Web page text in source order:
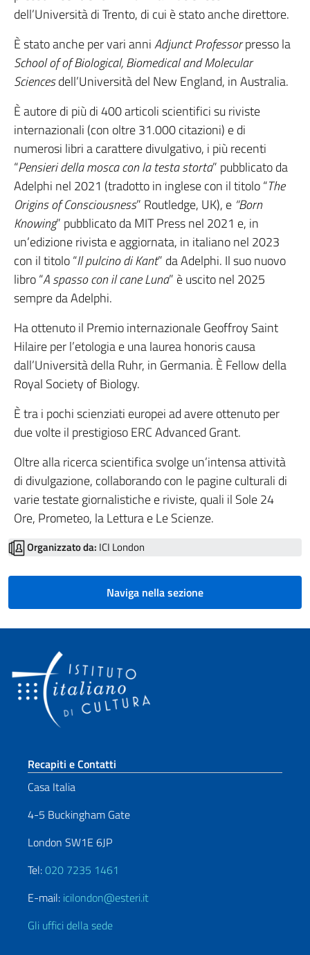
dell’Università di Trento, di cui è stato anche direttore.
È stato anche per vari anniAdjunct Professorpresso la
School of of Biological, Biomedical and Molecular
Sciencesdell’Università del New England, in Australia.
È autore di più di 400 articoli scientifici su riviste
internazionali (con oltre 31.000 citazioni) e di
numerosi libri a carattere divulgativo, i più recenti
“Pensieri della mosca con la testa storta” pubblicato da
Adelphi nel 2021 (tradotto in inglese con il titolo “The
Origins of Consciousness” Routledge, UK), e “Born
Knowing” pubblicato da MIT Press nel 2021 e, in
un’edizione rivista e aggiornata, in italiano nel 2023
con il titolo “Il pulcino di Kant” da Adelphi. Il suo nuovo
libro “A spasso con il cane Luna” è uscito nel 2025
sempre da Adelphi.
Ha ottenuto il Premio internazionale Geoffroy Saint
Hilaire per l’etologia e una laurea honoris causa
dall’Università della Ruhr, in Germania. È Fellow della
Royal Society of Biology.
È tra i pochi scienziati europei ad avere ottenuto per
due volte il prestigioso ERC Advanced Grant.
Oltre alla ricerca scientifica svolge un’intensa attività
di divulgazione, collaborando con le pagine culturali di
varie testate giornalistiche e riviste, quali il Sole 24
Ore, Prometeo, la Lettura e Le Scienze.
Organizzato da: ICI London
Naviga nella sezione
Sezione footer
Recapiti e Contatti
Casa Italia
4-5 Buckingham Gate
London SW1E 6JP
Tel:020 7235 1461
E-mail: icilondon@esteri.it
Gli uffici della sede